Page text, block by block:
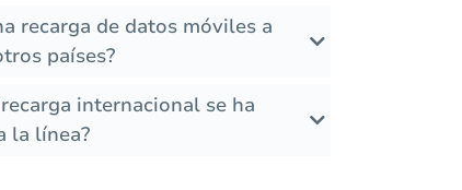
recarga de datos móviles a
países?
internacional se ha
la línea?